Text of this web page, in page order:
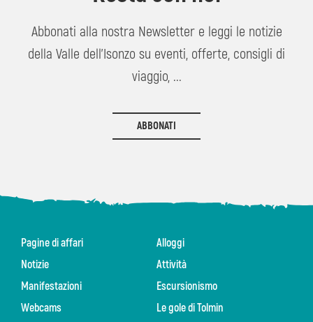
Abbonati alla nostra Newsletter e leggi le notizie
della Valle dell'Isonzo su eventi, offerte, consigli di
viaggio, ...
ABBONATI
Pagine di affari
Notizie
Manifestazioni
Webcams
Alloggi
Attività
Escursionismo
Le gole di Tolmin